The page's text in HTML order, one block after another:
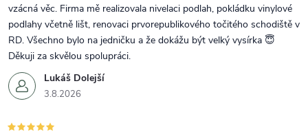
Lukáš Dolejší
3.8.2026
vzácná věc. Firma mě realizovala nivelaci podlah, pokládku vinylové
podlahy včetně lišt, renovaci prvorepublikového točitého schodiště v
RD. Všechno bylo na jedničku a že dokážu být velký vysírka 😇
Děkuji za skvělou spolupráci.